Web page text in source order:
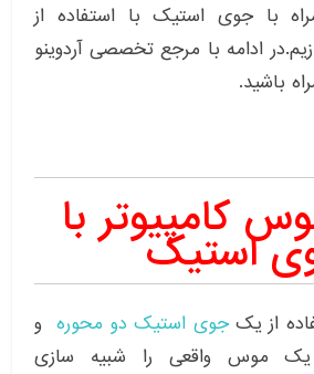
با جوی استیک با استفاده از
ادامه با مرجع تخصصی آردوینو
باشید.
کامپیوتر با
استیک
از یکجوی استیک دو محوره و
موس واقعی را شبیه سازی